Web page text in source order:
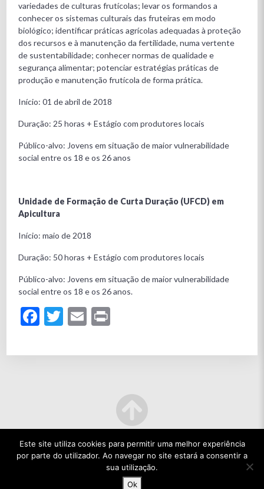
variedades de culturas frutícolas; levar os formandos a
conhecer os sistemas culturais das fruteiras em modo
biológico; identificar práticas agrícolas adequadas à proteção
dos recursos e à manutenção da fertilidade, numa vertente
de sustentabilidade; conhecer normas de qualidade e
segurança alimentar; potenciar estratégias práticas de
produção e manutenção frutícola de forma prática.
Início: 01 de abril de 2018
Duração: 25 horas + Estágio com produtores locais
Público-alvo: Jovens em situação de maior vulnerabilidade
social entre os 18 e os 26 anos
Unidade de Formação de Curta Duração (UFCD) em
Apicultura
Início: maio de 2018
Duração: 50 horas + Estágio com produtores locais
Público-alvo: Jovens em situação de maior vulnerabilidade
social entre os 18 e os 26 anos.
Facebook
Twitter
Email
© 2022 TODOS OS DIREITOS RESERVADOS.
Este site utiliza cookies para permitir uma melhor experiência
por parte do utilizador. Ao navegar no site estará a consentir a
sua utilização.
Ok